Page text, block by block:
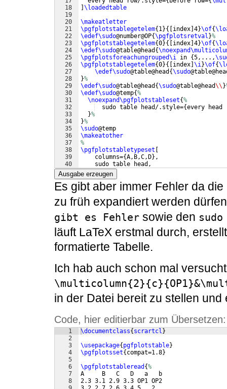
18
19
20
21
22
23
24
25
26
27
28
29
30
31
32
33
34
35
36
37
38
39
40
41
\loadedtable
\makeatletter
\pgfplotstablegetelem{ 1}{[ index 4}\of{
\edef\sudo@number@OP{\pgfplotsretval }%
\pgfplotstablegetelem{0}{[ index 4}\of{
\edef\sudo@table@head {
\pgfplotsforeachungrouped\i in {5,...,
\pgfplotstablegetelem{0}{[ index \i}\of{
\edef\sudo@table@head {\sudo
}%
\edef\sudo@table@head {\sudo@table@head\\ }
\edef\sudo@temp{%
\noexpand\pgfplotstableset{%
  sudo table head/.style=
{every
}%
}%
\sudo@temp
\makeatother
%
\pgfplotstabletypeset
    columns=
{A,B,C,D} ,
    sudo table head,
]\loadedtable
Ausgabe erzeugen
Es gibt aber immer Fehler da die
zu früh expandiert werden
gibt es Fehler sowie den
läuft LaTeX erstmal durch,
formatierte Tabelle.
Ich hab auch schon mal
in der Datei bereit zu stellen und
Code, hier editierbar zum Übersetzen:
1
2
3
4
5
6
7
8
\documentclass{ scrartcl }
\usepackage{ pgfplotstable}
\pgfplotsset{ compat=1.8}
\pgfplotstableread {%
A     B   C   D   a   b
2.3 3.1 2.9 3.3 OP1 OP2